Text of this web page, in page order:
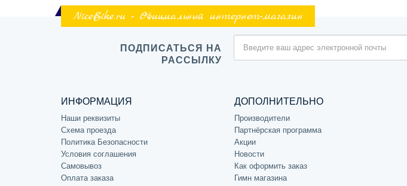
NiceBike.ru - Официальный интернет-магазин
ПОДПИСАТЬСЯ НА
РАССЫЛКУ
ИНФОРМАЦИЯ
Наши реквизиты
Схема проезда
Политика Безопасности
Условия соглашения
Самовывоз
Оплата заказа
ДОПОЛНИТЕЛЬНО
Производители
Партнёрская программа
Акции
Новости
Как оформить заказ
Гимн магазина